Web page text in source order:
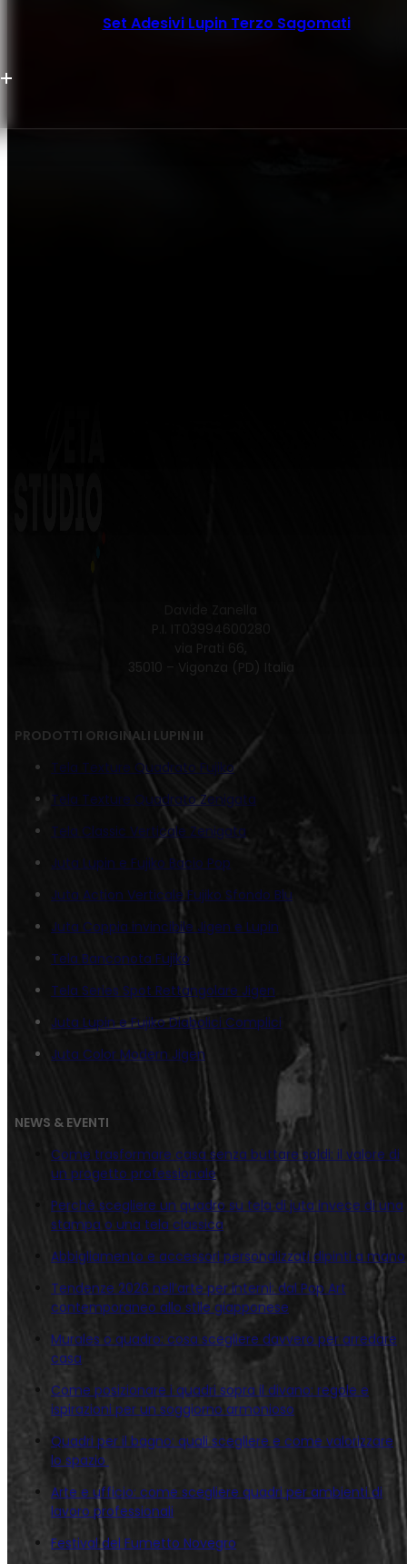
Set Adesivi Lupin Terzo Sagomati
P.I. IT03994600280
via Prati 66,
35010 – Vigonza (PD) Italia
PRODOTTI ORIGINALI LUPIN III
Tela Texture Quadrato Fujiko
Tela Texture Quadrato Zenigata
Tela Classic Verticale Zenigata
Juta Lupin e Fujiko Bacio Pop
Juta Action Verticale Fujiko Sfondo Blu
Juta Coppia invincibile Jigen e Lupin
Tela Banconota Fujiko
Tela Series Spot Rettangolare Jigen
Juta Lupin e Fujiko Diabolici Complici
Juta Color Modern Jigen
NEWS & EVENTI
Come trasformare casa senza buttare soldi: il valore di
un progetto professionale
Perché scegliere un quadro su tela di juta invece di una
stampa o una tela classica
Abbigliamento e accessori personalizzati dipinti a mano
Tendenze 2026 nell’arte per interni: dal Pop Art
contemporaneo allo stile giapponese
Murales o quadro: cosa scegliere davvero per arredare
casa
Come posizionare i quadri sopra il divano: regole e
ispirazioni per un soggiorno armonioso
Quadri per il bagno: quali scegliere e come valorizzare
lo spazio
Arte e ufficio: come scegliere quadri per ambienti di
lavoro professionali
Festival del Fumetto Novegro